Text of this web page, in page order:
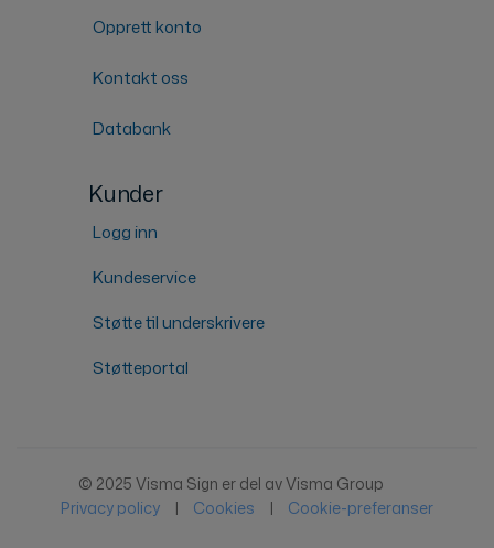
Opprett konto
Kontakt oss
Databank
Kunder
Logg inn
Kundeservice
Støtte til underskrivere
Støtteportal
© 2025 Visma Sign er del av Visma Group
Privacy policy
| Cookies | Cookie-preferanser